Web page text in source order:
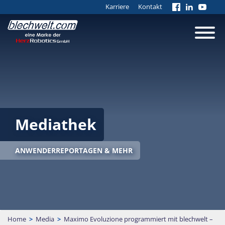
Karriere Kontakt
Mediathek
ANWENDERREPORTAGEN & MEHR
Home > Media > Maximo Evoluzione programmiert mit blechwelt –